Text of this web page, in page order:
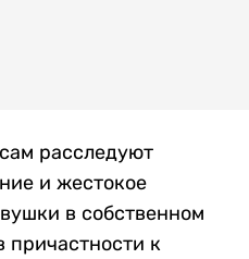
расследуют
и жестокое
в собственном
к